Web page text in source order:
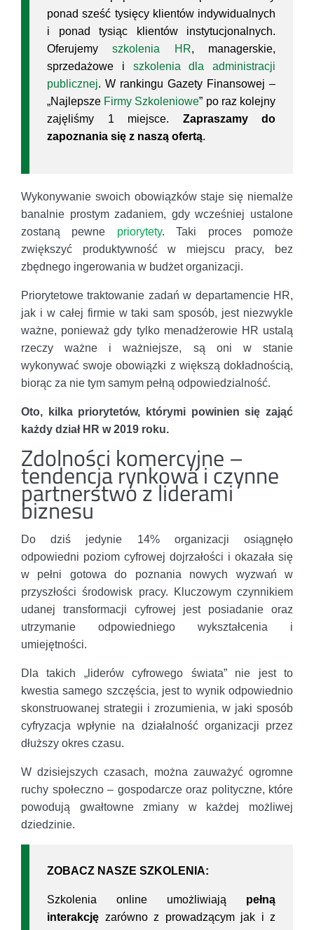
ponad sześć tysięcy klientów indywidualnych
i ponad tysiąc klientów instytucjonalnych.
Oferujemyszkolenia HR, managerskie,
sprzedażowe i szkolenia dla administracji
publicznej. W rankingu Gazety Finansowej –
„Najlepsze Firmy Szkoleniowe” po raz kolejny
zajęliśmy 1 miejsce. Zapraszamy do
zapoznania się z naszą ofertą.
Wykonywanie swoich obowiązków staje się niemalże
banalnie prostym zadaniem, gdy wcześniej ustalone
zostaną pewne priorytety. Taki proces pomoże
zwiększyć produktywność w miejscu pracy, bez
zbędnego ingerowania w budżet organizacji.
Priorytetowe traktowanie zadań w departamencie HR,
jak i w całej firmie w taki sam sposób, jest niezwykle
ważne, ponieważ gdy tylko menadżerowie HR ustalą
rzeczy ważne i ważniejsze, są oni w stanie
wykonywać swoje obowiązki z większą dokładnością,
biorąc za nie tym samym pełną odpowiedzialność.
Oto, kilka priorytetów, którymi powinien się zająć
każdy dział HR w 2019 roku.
Zdolności komercyjne –
tendencja rynkowa i czynne
partnerstwo z liderami
biznesu
Do dziś jedynie 14% organizacji osiągnęło
odpowiedni poziom cyfrowej dojrzałości i okazała się
w pełni gotowa do poznania nowych wyzwań w
przyszłości środowisk pracy. Kluczowym czynnikiem
udanej transformacji cyfrowej jest posiadanie oraz
utrzymanie odpowiedniego wykształcenia i
umiejętności.
Dla takich „liderów cyfrowego świata” nie jest to
kwestia samego szczęścia, jest to wynik odpowiednio
skonstruowanej strategii i zrozumienia, w jaki sposób
cyfryzacja wpłynie na działalność organizacji przez
dłuższy okres czasu.
W dzisiejszych czasach, można zauważyć ogromne
ruchy społeczno – gospodarcze oraz polityczne, które
powodują gwałtowne zmiany w każdej możliwej
dziedzinie.
ZOBACZ NASZE SZKOLENIA:
Szkolenia online umożliwiają pełną
interakcję zarówno z prowadzącym jak i z